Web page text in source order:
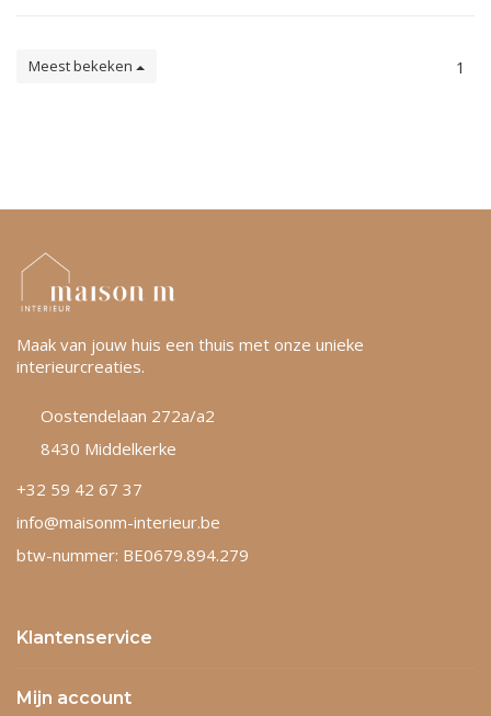
Meest bekeken 1
Maak van jouw huis een thuis met onze unieke
interieurcreaties.
Oostendelaan 272a/a2
8430 Middelkerke
+32 59 42 67 37
info@maisonm-interieur.be
btw-nummer: BE0679.894.279
Klantenservice
Mijn account